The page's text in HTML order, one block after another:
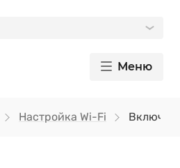
Меню
Настройка Wi-Fi